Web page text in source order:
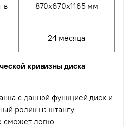
в
870х670х1165 мм
24 месяца
кривизны диска
с данной функцией диск и
ролик на штангу
сможет легко